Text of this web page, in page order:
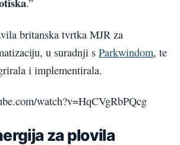
.”
britanska tvrtka MJR za
u suradnji s Parkwindom, te
i implementirala.
watch?v=HqCVgRbPQcg
za plovila